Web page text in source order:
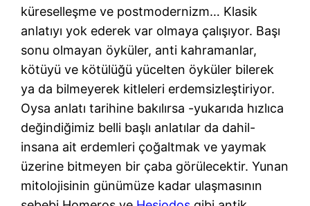
küreselleşme ve postmodernizm… Klasik
anlatıyı yok ederek var olmaya çalışıyor. Başı
sonu olmayan öyküler, anti kahramanlar,
kötüyü ve kötülüğü yücelten öyküler bilerek
ya da bilmeyerek kitleleri erdemsizleştiriyor.
Oysa anlatı tarihine bakılırsa -yukarıda hızlıca
değindiğimiz belli başlı anlatılar da dahil-
insana ait erdemleri çoğaltmak ve yaymak
üzerine bitmeyen bir çaba görülecektir. Yunan
mitolojisinin günümüze kadar ulaşmasının